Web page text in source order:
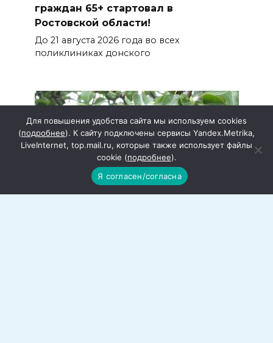
граждан 65+ стартовал в
Ростовской области!
До 21 августа 2026 года во всех
поликлиниках донского
Для повышения удобства сайта мы используем cookies
(подробнее). К сайту подключены сервисы Yandex.Metrika,
LiveInternet, top.mail.ru, которые также использует файлы
cookie (подробнее).
Я согласен/согласна